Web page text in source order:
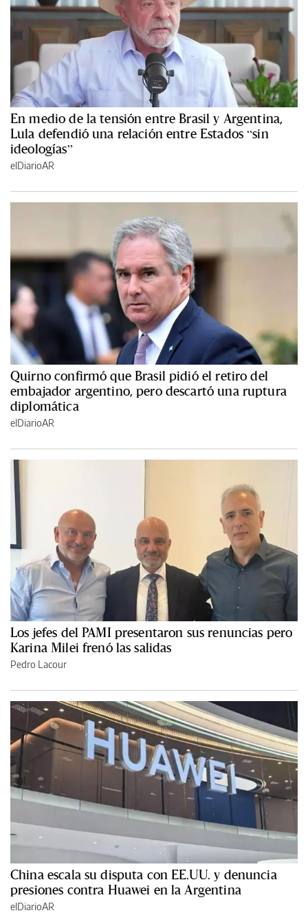
En medio de la tensión entre Brasil y Argentina,
Lula defendió una relación entre Estados “sin
ideologías”
elDiarioAR
Quirno confirmó que Brasil pidió el retiro del
embajador argentino, pero descartó una ruptura
diplomática
elDiarioAR
Los jefes del PAMI presentaron sus renuncias pero
Karina Milei frenó las salidas
Pedro Lacour
China escala su disputa con EE.UU. y denuncia
presiones contra Huawei en la Argentina
elDiarioAR